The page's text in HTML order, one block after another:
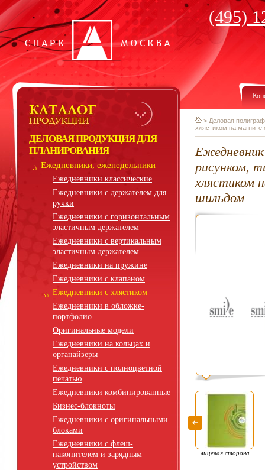
(495)
ДЕЛОВАЯ ПРОДУКЦИЯ ДЛЯ
ПЛАНИРОВАНИЯ
Ежедневники, еженедельники
Ежедневники классические
Ежедневники с держателем для
ручки
Ежедневники с горизонтальным
эластичным держателем
Ежедневники с вертикальным
эластичным держателем
Ежедневники на пружине
Ежедневники с клапаном
Ежедневники с хлястиком
Ежедневники в обложке-
портфолио
Оригинальные модели
Ежедневники на кольцах и
органайзеры
Ежедневники с полноцветной
печатью
Ежедневники комбинированные
Бизнес-блокноты
Ежедневники с оригинальными
блоками
Ежедневники с флеш-
накопителем и зарядным
устройством
> Деловая
хлястиком на
рисунком,
хлястиком
шильдом
лицевая сторона